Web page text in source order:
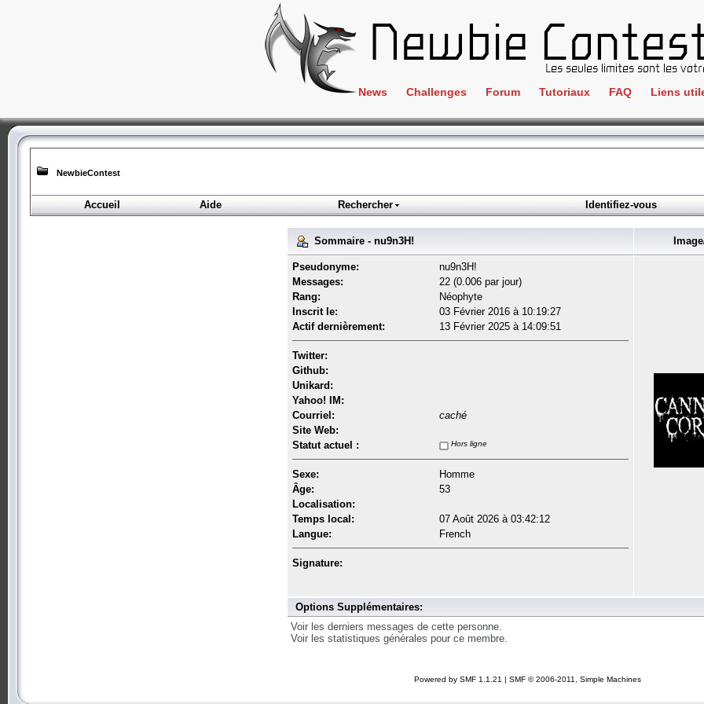
News Challenges
Crackme
ClientSide
Forensics
Programmation
Stéganographie
Wargame
Forum Tutoriaux FAQ Liens
IRC
NewbieContest
Accueil
Aide Rechercher Identifiez-vous
Sommaire - nu9n3H!
Pseudonyme:
nu9n3H!
Messages:
22 (0.006 par jour)
Rang:
Néophyte
Inscrit le:
03 Février 2016 à 10:19:27
Actif dernièrement:
13 Février 2025 à 14:09:51
Twitter:
Github:
Unikard:
Yahoo! IM:
Courriel:
caché
Site Web:
Statut actuel :
Hors ligne
Sexe:
Homme
Âge:
53
Localisation:
Temps local:
07 Août 2026 à 03:42:12
Langue:
French
Signature:
Options Supplémentaires:
Voir les derniers messages de cette personne.
Voir les statistiques générales pour ce membre.
Powered by SMF 1.1.21 | SMF © 2006-2011, Simple Machines